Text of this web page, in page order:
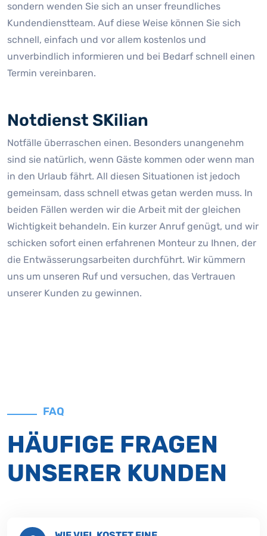
sondern wenden Sie sich an unser freundliches
Kundendienstteam. Auf diese Weise können Sie sich
schnell, einfach und vor allem kostenlos und
unverbindlich informieren und bei Bedarf schnell einen
Termin vereinbaren.
Notdienst SKilian
Notfälle überraschen einen. Besonders unangenehm
sind sie natürlich, wenn Gäste kommen oder wenn man
in den Urlaub fährt. All diesen Situationen ist jedoch
gemeinsam, dass schnell etwas getan werden muss. In
beiden Fällen werden wir die Arbeit mit der gleichen
Wichtigkeit behandeln. Ein kurzer Anruf genügt, und wir
schicken sofort einen erfahrenen Monteur zu Ihnen, der
die Entwässerungsarbeiten durchführt. Wir kümmern
uns um unseren Ruf und versuchen, das Vertrauen
unserer Kunden zu gewinnen.
FAQ
HÄUFIGE FRAGEN
UNSERER KUNDEN